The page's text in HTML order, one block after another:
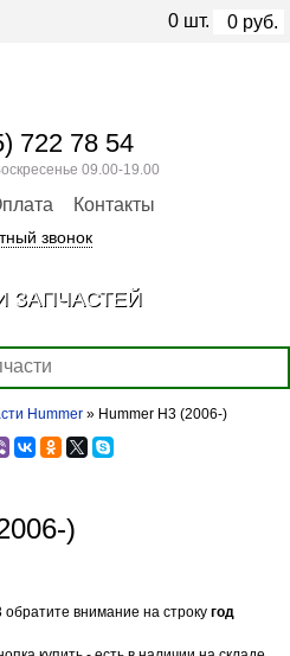
Hummer» Hummer H3 (2006-)
)
внимание на строку год
722 78 54
09.00-19.00
Контакты
звонок
0 шт. 0 руб.
ЗАПЧАСТЕЙ